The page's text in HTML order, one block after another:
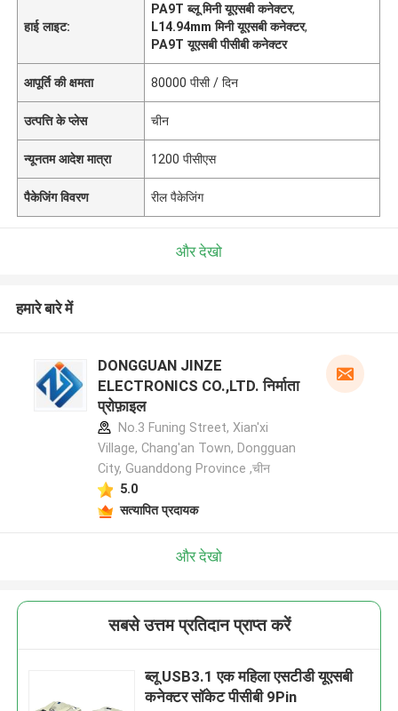
हाई लाइट:
PA9T ब्लू मिनी यूएसबी कनेक्टर,
L14.94mm मिनी यूएसबी कनेक्टर,
PA9T यूएसबी पीसीबी कनेक्टर
आपूर्ति की क्षमता 80000 पीसी / दिन
उत्पत्ति के प्लेस चीन
न्यूनतम आदेश मात्रा 1200 पीसीएस
पैकेजिंग विवरण रील पैकेजिंग
और देखो
हमारे बारे में
DONGGUAN JINZE
ELECTRONICS CO.,LTD. निर्माता
प्रोफ़ाइल
No.3 Funing Street, Xian'xi
Village, Chang'an Town, Dongguan
City, Guanddong Province ,चीन
5.0
सत्यापित प्रदायक
और देखो
सबसे उत्तम प्रतिदान प्राप्त करें
ब्लू USB3.1 एक महिला एसटीडी यूएसबी
कनेक्टर सॉकेट पीसीबी 9Pin